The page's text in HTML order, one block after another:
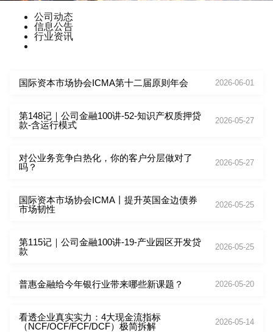
公司动态
信息公告
行业资讯
国际资本市场协会ICMA第十二届原则年会 2026-06-01
第148记｜公司金融100讲-52-知识产权质押贷
款-含运行模式
2026-05-27
对公业务竞争白热化，你的客户分层做对了
吗？
2026-05-27
国际资本市场协会ICMA丨提升英国金边债券
市场韧性
2026-05-25
第115记｜公司金融100讲-19-产业园区开发贷
款
2026-05-25
普惠金融给今年银行业带来哪些新课题？ 2026-05-20
看透企业真实实力：4大现金流指标
（NCF/OCF/FCF/DCF）极简拆解
2026-05-14